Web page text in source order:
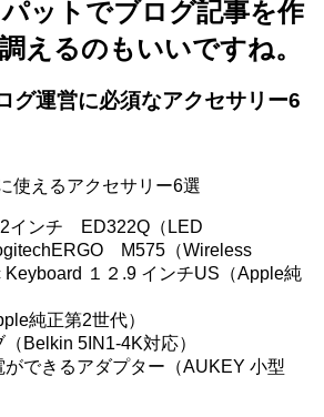
ットでブログ記事を作
えるのもいいですね。
グ運営に必須なアクセサリー6
使えるアクセサリー6選
インチ ED322Q（LED
M575（Wireless
１２.9 インチUS（Apple純
純正第2世代）
Belkin 5IN1-4K対応）
できるアダプター（AUKEY 小型